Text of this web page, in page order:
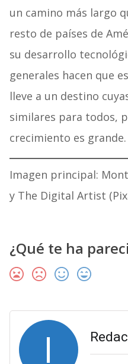
un camino más largo
resto de países de
su desarrollo
generales hacen que
lleve a un destino
similares para todos,
crecimiento es grande.
Imagen principal:
y The Digital Artist
¿Qué te ha
I